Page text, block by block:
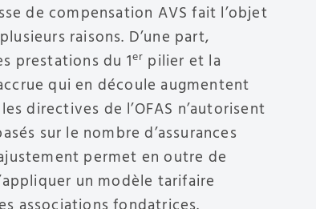
de compensation AVS fait l’objet
raisons. D’une part,
prestations du 1er pilier et la
qui en découle augmentent
directives de l’OFAS n’autorisent
sur le nombre d’assurances
permet en outre de
un modèle tarifaire